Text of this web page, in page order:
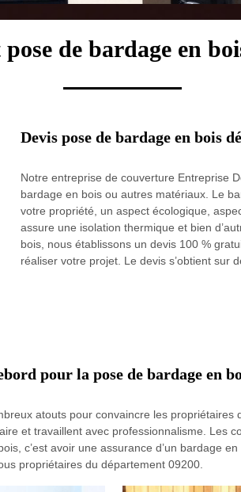
de bardage en
Devis pose de bardage en bois
Notre entreprise de couverture Entreprise
bardage en bois ou autres matériaux. Le
votre propriété, un aspect écologique,
assure une isolation thermique et bien
bois, nous établissons un devis 100 %
réaliser votre projet. Le devis s’obtient sur
pour la pose de bardage en
atouts pour convaincre les
et travaillent avec professionnalisme. Les
c’est avoir une assurance d’un bardage
propriétaires du département 09200.